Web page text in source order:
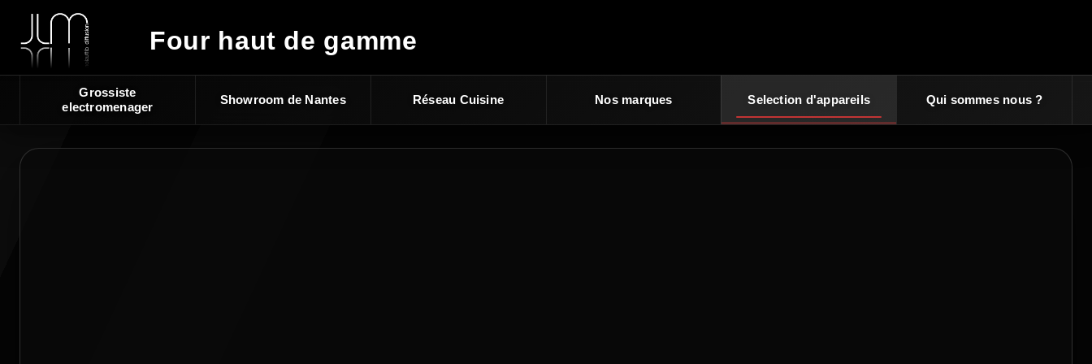
Four haut de gamme
Grossiste
electromenager
Showroom de Nantes Réseau Cuisine Nos marques Selection d'appareils Qui sommes nous ?